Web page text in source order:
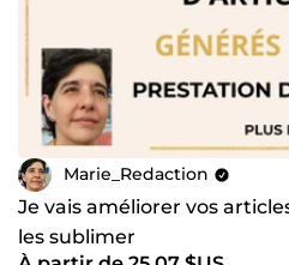
Marie_Redaction
Je vais améliorer vos
les sublimer